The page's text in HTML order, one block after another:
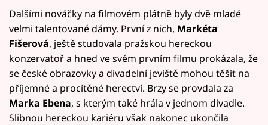
Dalšími nováčky na filmovém plátně byly dvě mladé
velmi talentované dámy. První z nich, Markéta
Fišerová, ještě studovala pražskou hereckou
konzervatoř a hned ve svém prvním filmu prokázala, že
se české obrazovky a divadelní jeviště mohou těšit na
příjemné a procítěné herectví. Brzy se provdala za
Marka Ebena, s kterým také hrála v jednom divadle.
Slibnou hereckou kariéru však nakonec ukončila